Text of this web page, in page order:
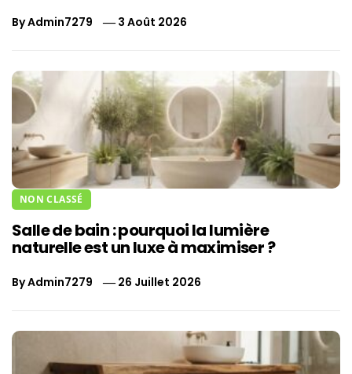
ByAdmin7279 3 Août 2026
NON CLASSÉ
Salle de bain : pourquoi la lumière
naturelle est un luxe à maximiser ?
ByAdmin7279 26 Juillet 2026